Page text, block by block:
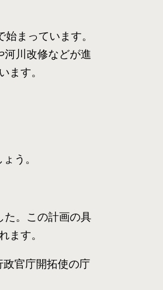
まっています。
川改修などが進
ます。
う。
た。この計画の具
ます。
政官庁開拓使の庁